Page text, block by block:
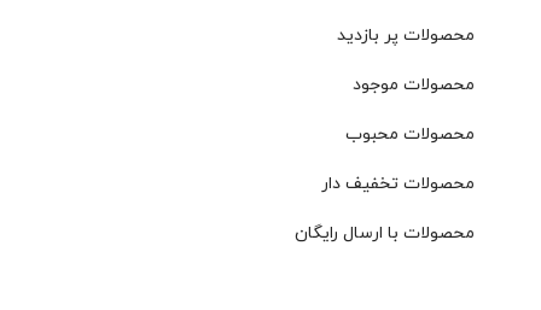
محصولات پر بازدید
محصولات موجود
محصولات محبوب
محصولات تخفیف دار
محصولات با ارسال رایگان